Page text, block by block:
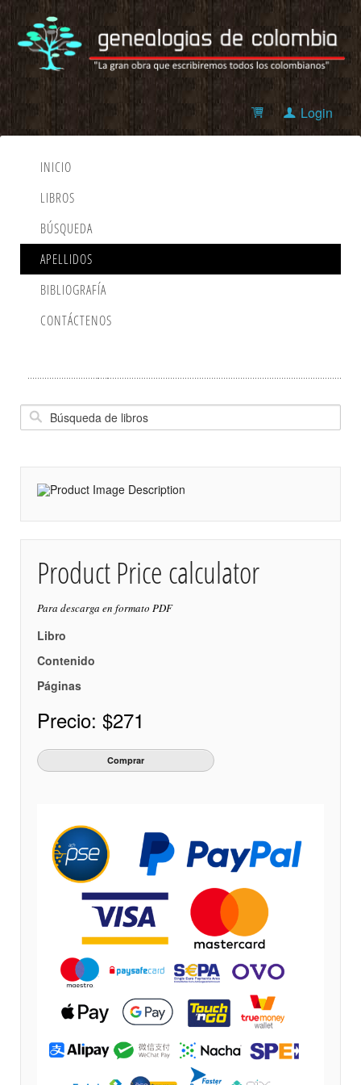
Login
INICIO
LIBROS
BÚSQUEDA
APELLIDOS
BIBLIOGRAFÍA
CONTÁCTENOS
Product Price calculator
Para descarga en formato PDF
Libro
Contenido
Páginas
Precio: $271